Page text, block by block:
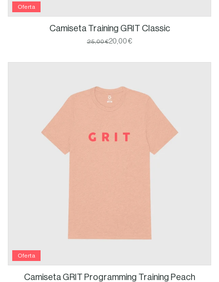
Oferta
Camiseta Training GRIT Classic
25,00 €20,00 €
Oferta
Camiseta GRIT Programming Training Peach